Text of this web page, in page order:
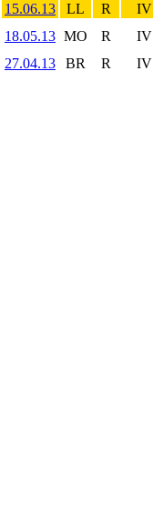
15.06.13
LL R IV
18.05.13 MO R IV
27.04.13
BR R IV